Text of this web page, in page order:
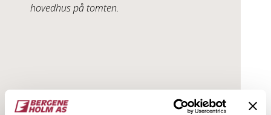
hovedhus på tomten.
Oppussing